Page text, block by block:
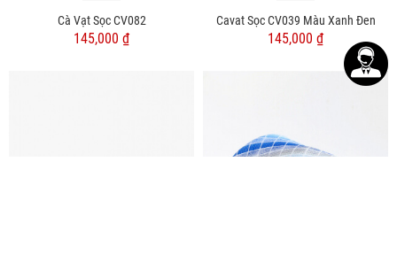
Cà Vạt Sọc CV082
145,000 ₫
Cavat Sọc CV039 Màu Xanh Đen
145,000 ₫